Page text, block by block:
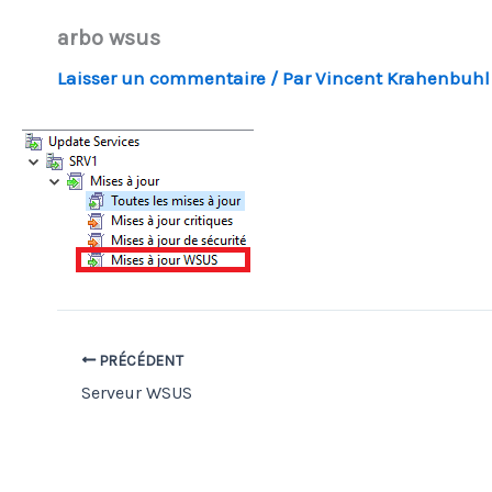
arbo wsus
Laisser un commentaire / ParVincent Krahenbuhl
PRÉCÉDENT
Serveur WSUS